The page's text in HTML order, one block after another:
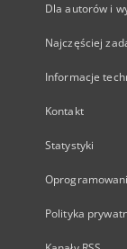
Dla autorów i
Najczęściej
Informacje
Kontakt
Statystyki
Polityka